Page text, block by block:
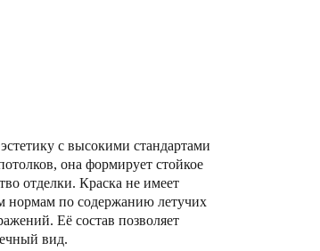
с высокими стандартами
она формирует стойкое
отделки. Краска не имеет
нормам по содержанию летучих
Её состав позволяет
вид.